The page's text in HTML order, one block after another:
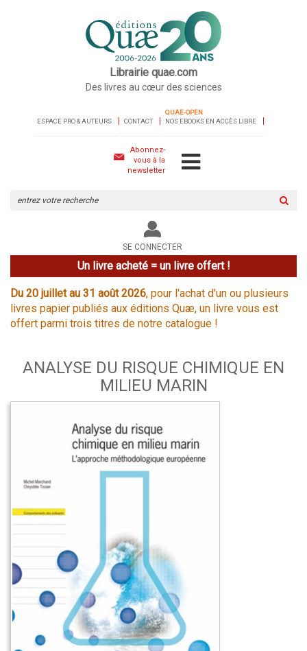
Librairie quae.com
Des livres au cœur des sciences
ESPACE PRO & AUTEURS CONTACT
QUAE-OPEN
NOS EBOOKS EN ACCÈS LIBRE
Abonnez-
vous à la
newsletter
le
site
SE CONNECTER
Un livre acheté = un livre offert !
Du 20 juillet au 31 août 2026, pour l'achat d'un ou plusieurs
livres papier publiés aux éditions Quæ, un livre vous est
offert parmi trois titres de notre catalogue !
ANALYSE DU RISQUE CHIMIQUE EN
MILIEU MARIN